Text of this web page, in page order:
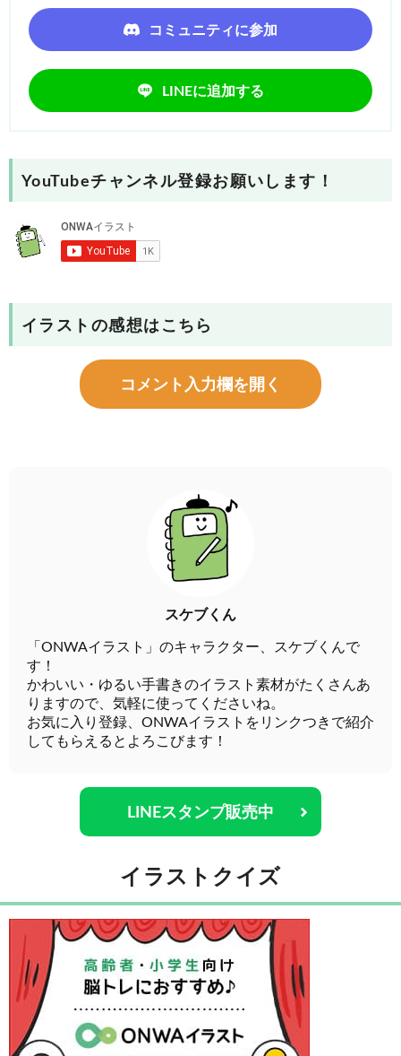
コミュニティに参加
LINEに追加する
YouTubeチャンネル登録お願いします！
イラストの感想はこちら
コメント入力欄を開く
スケブくん
「ONWAイラスト」のキャラクター、スケブくんで
す！
かわいい・ゆるい手書きのイラスト素材がたくさんあ
りますので、気軽に使ってくださいね。
お気に入り登録、ONWAイラストをリンクつきで紹介
してもらえるとよろこびます！
LINEスタンプ販売中
イラストクイズ